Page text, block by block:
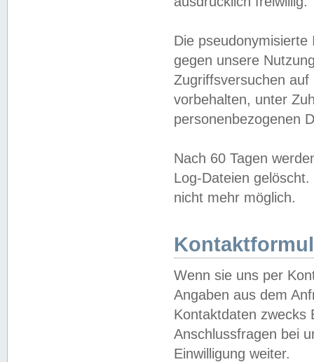
Die
gegen unsere
Zugriffsversuchen
vorbehalten, unter
personenbezogenen
Nach 60 Tagen
Log-Dateien
nicht mehr möglich.
Wenn sie uns per
Angaben aus dem
Kontaktdaten zwecks
Anschlussfragen bei
Einwilligung weiter.